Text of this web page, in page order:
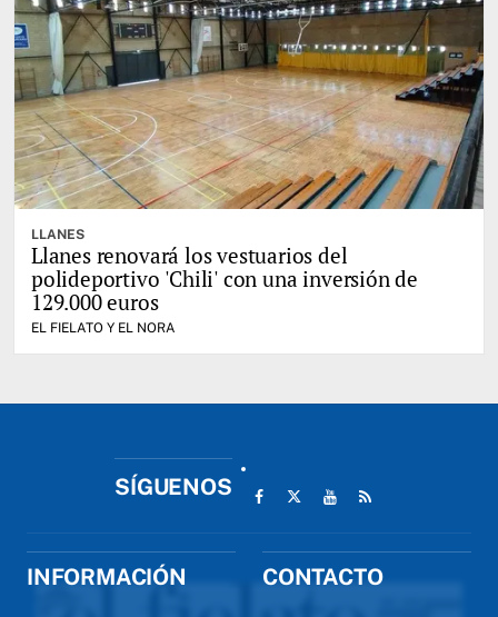
LLANES
Llanes renovará los vestuarios del
polideportivo 'Chili' con una inversión de
129.000 euros
EL FIELATO Y EL NORA
SÍGUENOS
INFORMACIÓN CONTACTO